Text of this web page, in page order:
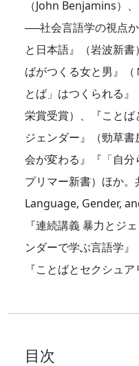
（John Benjamins）
──社会言語学の視点
と日本語』（岩波新
ばがつくる女と男』
とば」はつくられる
栄賞受賞）、『こと
ジェンダー』（勁草
会が変わる』『「自分
プリマー新書）ほか
Language, Gender,
『連続講義 暴力とジ
ンダーで学ぶ言語学
『ことばとセクシュ
目次